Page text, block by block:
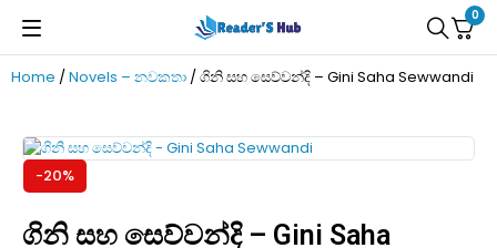
0
Home /Novels – නවකතා / ගිනි සහ සෙව්වන්දි – Gini Saha Sewwandi
-20%
ගිනි සහ සෙව්වන්දි – Gini Saha